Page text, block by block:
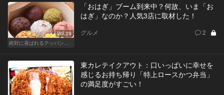
Vol.29
絶対に喜ばれるテッパン手土産
「おはぎ」ブーム到来中？何故、いま「お
はぎ」なのか？人気3店に取材した！
グルメ 2
東カレテイクアウト：口いっぱいに幸せを
感じるお持ち帰り「特上ロースかつ弁当」
の満足度がすごい！